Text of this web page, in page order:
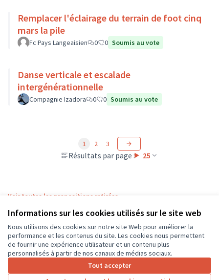
Informations sur les cookies utilisés sur le site web
Nous utilisons des cookies sur notre site Web pour améliorer la
performance et les contenus du site. Les cookies nous permettent
de fournir une expérience utilisateur et un contenu plus
personnalisés à partir de nos canaux de médias sociaux.
Tout accepter
Remplacer l'éclairage du terrain de foot cinq
mars la pile
Fc Pays Langeaisien 0 0 Soumis au vote
Danse verticale et escalade
intergénérationnelle
Compagnie Izadora 0 0 Soumis au vote
Résultats par page : 25
1 2 3
Voir toutes les propositions retirées
Conditions d'utilisation
Paramètres des cookies
CD37 sur X
(Lien externe)
CD37 sur Facebook
CD37 sur Instagram
CD37 sur YouTube
(Lien externe)